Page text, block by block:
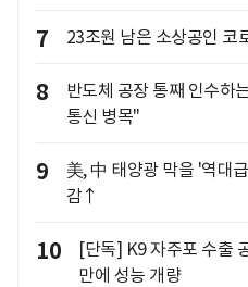
7 23조원 남은 소상공인
8
반도체 공장 통째 인수하
통신 병목"
9
美, 中 태양광 막을 '역대
감↑
10
[단독] K9 자주포 수출
만에 성능 개량